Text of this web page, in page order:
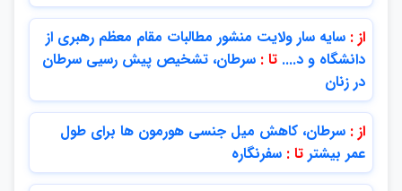
از : سايه سار ولايت منشور مطالبات مقام معظم رهبري از
دانشگاه و د.... تا : سرطان، تشخيص پيش رسيي سرطان
در زنان
از : سرطان، كاهش ميل جنسي هورمون ها براي طول
عمر بيشتر تا : سفرنگاره